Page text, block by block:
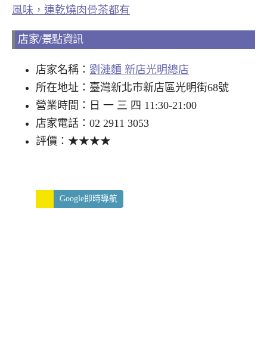
風味，連乾燒肉骨茶都有
店家/景點資訊
店家名稱： 劉漣麵 新店光明總店
所在地址：臺灣新北市新店區光明街68號
營業時間：日 一 三 四 11:30-21:00
店家電話：02 2911 3053
評價：★★★★
Google即時導航